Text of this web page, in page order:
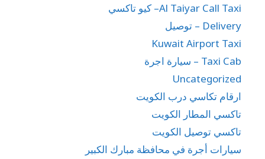
Al Taiyar Call Taxi– كيو تاكسي
Delivery – توصيل
Kuwait Airport Taxi
Taxi Cab – سيارة اجرة
Uncategorized
ارقام تكاسي درب الكويت
تاكسي المطار الكويت
تاكسي توصيل الكويت
سيارات أجرة في محافظة مبارك الكبير